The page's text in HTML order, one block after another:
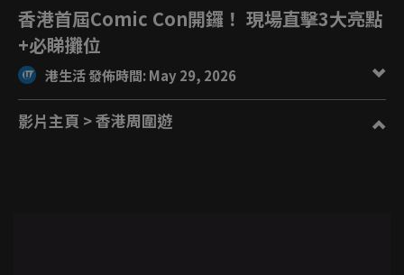
香港首屆Comic Con開鑼！ 現場直擊3大亮點
+必睇攤位
港生活 發佈時間: May 29, 2026
影片主頁 > 香港周圍遊